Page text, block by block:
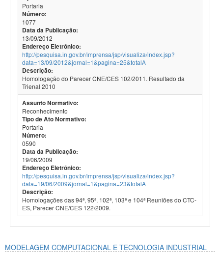
Portaria
Número:
1077
Data da Publicação:
13/09/2012
Endereço Eletrônico:
http://pesquisa.in.gov.br/imprensa/jsp/visualiza/index.jsp?
data=13/09/2012&jornal=1&pagina=25&totalA
Descrição:
Homologação do Parecer CNE/CES 102/2011. Resultado da
Trienal 2010
Assunto Normativo:
Reconhecimento
Tipo de Ato Normativo:
Portaria
Número:
0590
Data da Publicação:
19/06/2009
Endereço Eletrônico:
http://pesquisa.in.gov.br/imprensa/jsp/visualiza/index.jsp?
data=19/06/2009&jornal=1&pagina=23&totalA
Descrição:
Homologações das 94ª, 95ª, 102ª, 103ª e 104ª Reuniões do CTC-
ES, Parecer CNE/CES 122/2009.
MODELAGEM COMPUTACIONAL E TECNOLOGIA INDUSTRIAL